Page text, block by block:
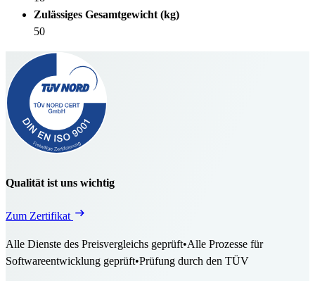
Zulässiges Gesamtgewicht (kg)
50
Qualität ist uns wichtig
Zum Zertifikat
Alle Dienste des Preisvergleichs geprüft•Alle Prozesse für
Softwareentwicklung geprüft•Prüfung durch den TÜV